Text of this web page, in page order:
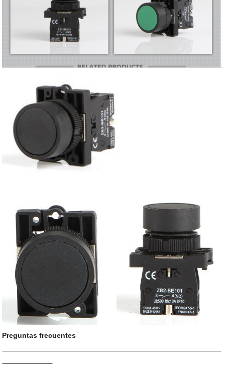
Preguntas frecuentes